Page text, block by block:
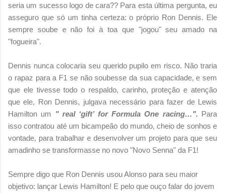
seria um sucesso logo de cara?? Para esta última pergunta, eu
asseguro que só um tinha certeza: o próprio Ron Dennis. Ele
sempre soube e não foi à toa que "jogou" seu amado na
"fogueira".
Dennis nunca colocaria seu querido pupilo em risco. Não traria
o rapaz para a F1 se não soubesse da sua capacidade, e sem
que ele tivesse todo o respaldo, carinho, proteção e atenção
que ele, Ron Dennis, julgava necessário para fazer de Lewis
Hamilton um " real ‘gift’ for Formula One racing…". Para
isso contratou até um bicampeão do mundo, cheio de sonhos e
vontade, para trabalhar e desenvolver um projeto para que seu
amadinho se transformasse no novo "Novo Senna" da F1!
Sempre digo que Ron Dennis usou Alonso para seu maior
objetivo: lançar Lewis Hamilton! E pelo que ouço falar do jovem